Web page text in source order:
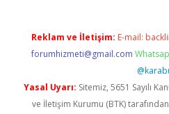
Reklam ve İletişim: E-mail:
forumhizmeti@gmail.com
Yasal Uyarı: Sitemiz, 5651 Sayılı
ve İletişim Kurumu (BTK)